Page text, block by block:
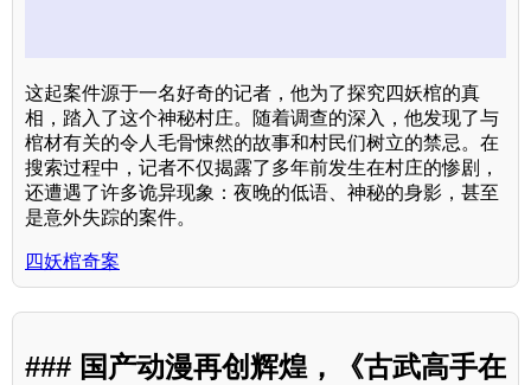
这起案件源于一名好奇的记者，他为了探究四妖棺的真
相，踏入了这个神秘村庄。随着调查的深入，他发现了与
棺材有关的令人毛骨悚然的故事和村民们树立的禁忌。在
搜索过程中，记者不仅揭露了多年前发生在村庄的惨剧，
还遭遇了许多诡异现象：夜晚的低语、神秘的身影，甚至
是意外失踪的案件。
四妖棺奇案
### 国产动漫再创辉煌，《古武高手在